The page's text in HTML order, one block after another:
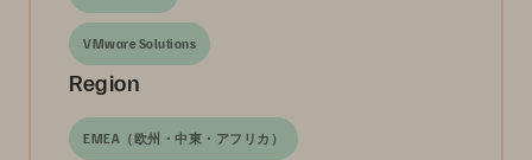
VMware Solutions
Region
EMEA（欧州・中東・アフリカ）